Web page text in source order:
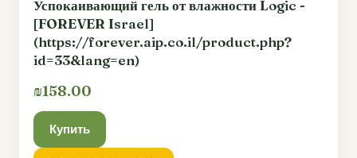
Успокаивающий гель от влажности Logic -
[FOREVER Israel]
(https://forever.aip.co.il/product.php?
id=33&lang=en)
₪158.00
Купить